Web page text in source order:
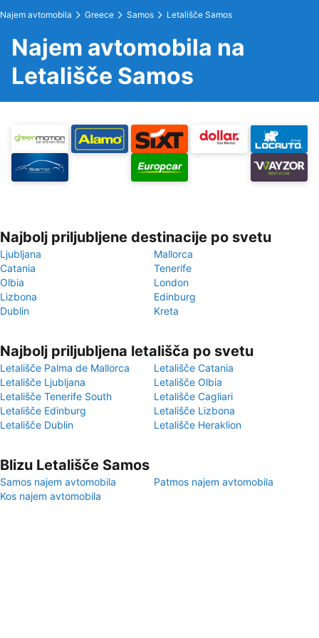
Najem avtomobila Greece Samos Letališče Samos
Najem avtomobila na
Letališče Samos
Najbolj priljubljene destinacije po svetu
Ljubljana
Mallorca
Catania
Tenerife
Olbia
London
Lizbona
Edinburg
Dublin
Kreta
Najbolj priljubljena letališča po svetu
Letališče Palma de Mallorca
Letališče Catania
Letališče Ljubljana
Letališče Olbia
Letališče Tenerife South
Letališče Cagliari
Letališče Edinburg
Letališče Lizbona
Letališče Dublin
Letališče Heraklion
Blizu Letališče Samos
Samos najem avtomobila
Patmos najem avtomobila
Kos najem avtomobila